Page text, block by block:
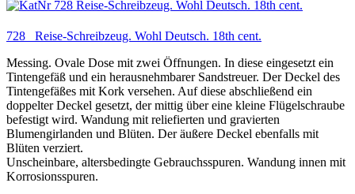
728 Reise-Schreibzeug. Wohl Deutsch. 18th cent.
Messing. Ovale Dose mit zwei Öffnungen. In diese eingesetzt ein
Tintengefäß und ein herausnehmbarer Sandstreuer. Der Deckel des
Tintengefäßes mit Kork versehen. Auf diese abschließend ein
doppelter Deckel gesetzt, der mittig über eine kleine Flügelschraube
befestigt wird. Wandung mit reliefierten und gravierten
Blumengirlanden und Blüten. Der äußere Deckel ebenfalls mit
Blüten verziert.
Unscheinbare, altersbedingte Gebrauchsspuren. Wandung innen mit
Korrosionsspuren.